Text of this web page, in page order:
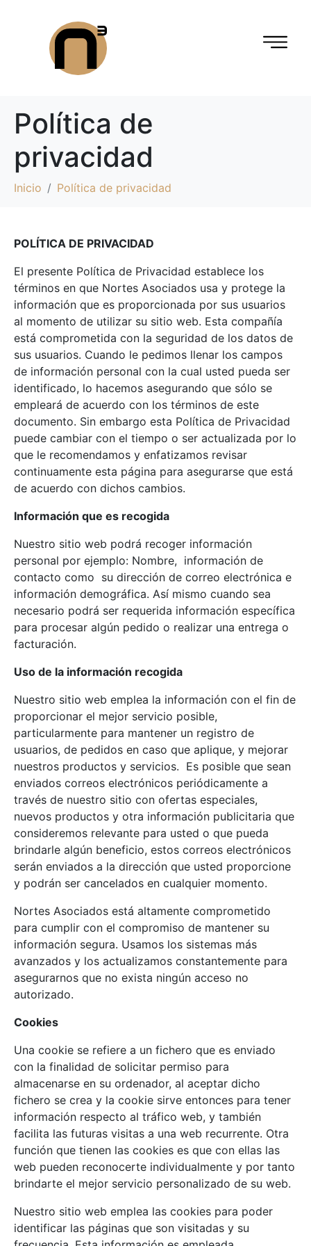
Política de
privacidad
Inicio Política de privacidad
POLÍTICA DE PRIVACIDAD
El presente Política de Privacidad establece los
términos en que Nortes Asociados usa y protege la
información que es proporcionada por sus usuarios
al momento de utilizar su sitio web. Esta compañía
está comprometida con la seguridad de los datos de
sus usuarios. Cuando le pedimos llenar los campos
de información personal con la cual usted pueda ser
identificado, lo hacemos asegurando que sólo se
empleará de acuerdo con los términos de este
documento. Sin embargo esta Política de Privacidad
puede cambiar con el tiempo o ser actualizada por lo
que le recomendamos y enfatizamos revisar
continuamente esta página para asegurarse que está
de acuerdo con dichos cambios.
Información que es recogida
Nuestro sitio web podrá recoger información
personal por ejemplo: Nombre, información de
contacto como su dirección de correo electrónica e
información demográfica. Así mismo cuando sea
necesario podrá ser requerida información específica
para procesar algún pedido o realizar una entrega o
facturación.
Uso de la información recogida
Nuestro sitio web emplea la información con el fin de
proporcionar el mejor servicio posible,
particularmente para mantener un registro de
usuarios, de pedidos en caso que aplique, y mejorar
nuestros productos y servicios. Es posible que sean
enviados correos electrónicos periódicamente a
través de nuestro sitio con ofertas especiales,
nuevos productos y otra información publicitaria que
consideremos relevante para usted o que pueda
brindarle algún beneficio, estos correos electrónicos
serán enviados a la dirección que usted proporcione
y podrán ser cancelados en cualquier momento.
Nortes Asociados está altamente comprometido
para cumplir con el compromiso de mantener su
información segura. Usamos los sistemas más
avanzados y los actualizamos constantemente para
asegurarnos que no exista ningún acceso no
autorizado.
Cookies
Una cookie se refiere a un fichero que es enviado
con la finalidad de solicitar permiso para
almacenarse en su ordenador, al aceptar dicho
fichero se crea y la cookie sirve entonces para tener
información respecto al tráfico web, y también
facilita las futuras visitas a una web recurrente. Otra
función que tienen las cookies es que con ellas las
web pueden reconocerte individualmente y por tanto
brindarte el mejor servicio personalizado de su web.
Nuestro sitio web emplea las cookies para poder
identificar las páginas que son visitadas y su